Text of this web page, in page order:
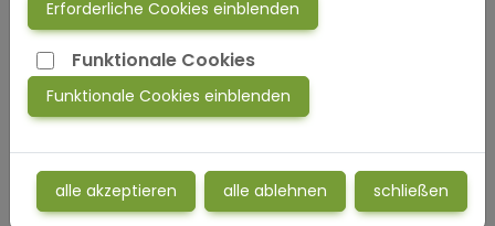
login
Anhedonie (Verlust der Freude)
Hoffnungslosigkeit Traurigkeit
Soziale Angst Bipolare Störung
Stressbewältigung Traumatische Erfahrungen
Erforderliche Cookies einblenden
Funktionale Cookies
Funktionale Cookies einblenden
alle akzeptieren alle ablehnen schließen